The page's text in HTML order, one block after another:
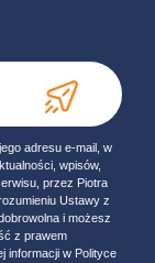
adresu e-mail, w
wpisów,
przez Piotra
Ustawy z
i możesz
z prawem
informacji w Polityce